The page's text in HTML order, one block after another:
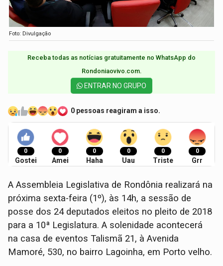
Foto: Divulgação
Receba todas as notícias gratuitamente no WhatsApp do
Rondoniaovivo.com.​
ENTRAR NO GRUPO
0 pessoas reagiram a isso.
0
Gostei
0
Amei
0
Haha
0
Uau
0
Triste
0
Grr
A Assembleia Legislativa de Rondônia realizará na
próxima sexta-feira (1º), às 14h, a sessão de
posse dos 24 deputados eleitos no pleito de 2018
para a 10ª Legislatura. A solenidade acontecerá
na casa de eventos Talismã 21, à Avenida
Mamoré, 530, no bairro Lagoinha, em Porto velho.